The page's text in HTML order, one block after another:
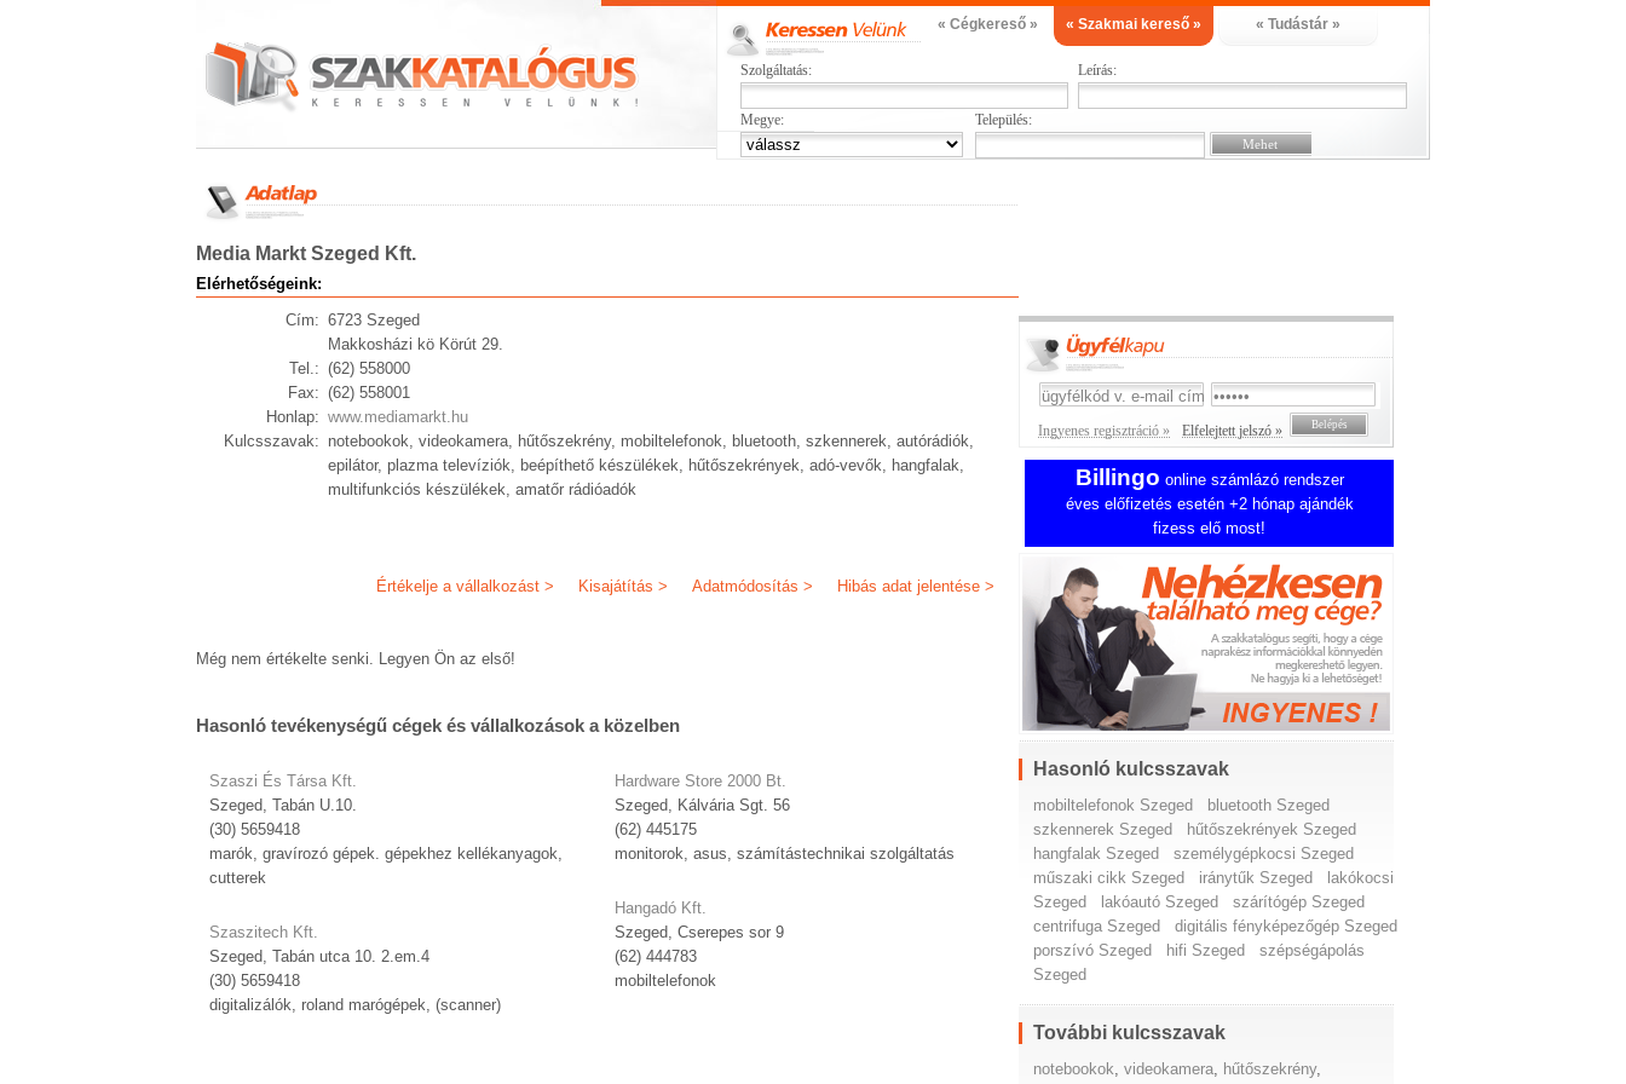
« Cégkereső » « Szakmai kereső » « Tudástár »
Szolgáltatás: Leírás:
Megye: Település:
Media Markt Szeged Kft.
Elérhetőségeink:
Cím: 6723 Szeged
Makkosházi kö Körút 29.
Tel.: (62) 558000
Fax: (62) 558001
Honlap: www.mediamarkt.hu
Kulcsszavak: notebookok, videokamera, hűtőszekrény, mobiltelefonok, bluetooth, szkennerek, autórádiók,
epilátor, plazma televíziók, beépíthető készülékek, hűtőszekrények, adó-vevők, hangfalak,
multifunkciós készülékek, amatőr rádióadók
Hibás adat jelentése >
Adatmódosítás >
Kisajátítás >
Értékelje a vállalkozást >
Még nem értékelte senki. Legyen Ön az első!
Hasonló tevékenységű cégek és vállalkozások a közelben
Szaszi És Társa Kft.
Szeged, Tabán U.10.
(30) 5659418
marók, gravírozó gépek. gépekhez kellékanyagok,
cutterek
Szaszitech Kft.
Szeged, Tabán utca 10. 2.em.4
(30) 5659418
digitalizálók, roland marógépek, (scanner)
Hardware Store 2000 Bt.
Szeged, Kálvária Sgt. 56
(62) 445175
monitorok, asus, számítástechnikai szolgáltatás
Hangadó Kft.
Szeged, Cserepes sor 9
(62) 444783
mobiltelefonok
Ingyenes regisztráció » Elfelejtett jelszó »
Billingo online számlázó rendszer
éves előfizetés esetén +2 hónap ajándék
fizess elő most!
Hasonló kulcsszavak
mobiltelefonok Szeged
bluetooth Szeged
szkennerek Szeged
hűtőszekrények Szeged
hangfalak Szeged
személygépkocsi Szeged
műszaki cikk Szeged
iránytűk Szeged
lakókocsi
Szeged
lakóautó Szeged
szárítógép Szeged
centrifuga Szeged
digitális fényképezőgép Szeged
porszívó Szeged
hifi Szeged
szépségápolás
Szeged
További kulcsszavak
notebookok,videokamera, hűtőszekrény,